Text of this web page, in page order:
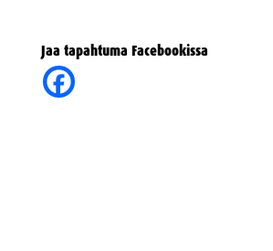
Jaa tapahtuma Facebookissa